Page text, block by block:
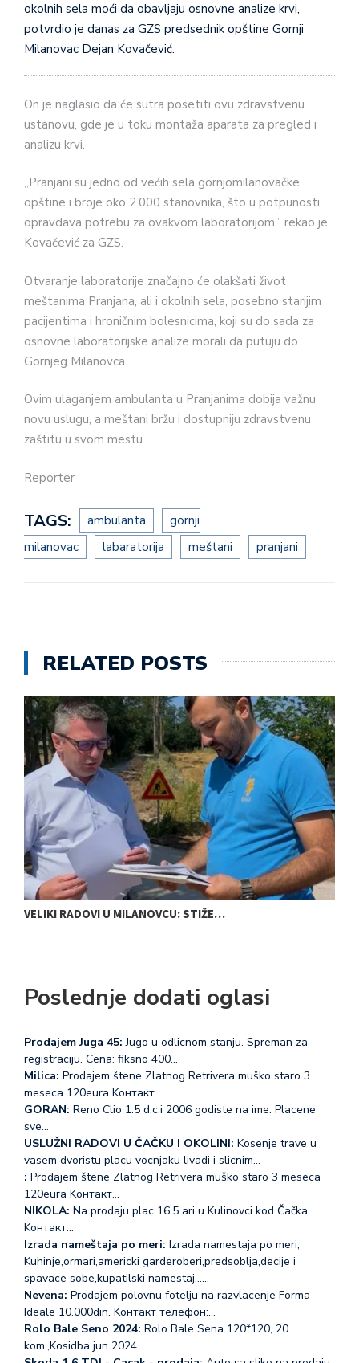
okolnih sela moći da obavljaju osnovne analize krvi,
potvrdio je danas za GZS predsednik opštine Gornji
Milanovac Dejan Kovačević.
On je naglasio da će sutra posetiti ovu zdravstvenu
ustanovu, gde je u toku montaža aparata za pregled i
analizu krvi.
„Pranjani su jedno od većih sela gornjomilanovačke
opštine i broje oko 2.000 stanovnika, što u potpunosti
opravdava potrebu za ovakvom laboratorijom”, rekao je
Kovačević za GZS.
Otvaranje laboratorije značajno će olakšati život
meštanima Pranjana, ali i okolnih sela, posebno starijim
pacijentima i hroničnim bolesnicima, koji su do sada za
osnovne laboratorijske analize morali da putuju do
Gornjeg Milanovca.
Ovim ulaganjem ambulanta u Pranjanima dobija važnu
novu uslugu, a meštani bržu i dostupniju zdravstvenu
zaštitu u svom mestu.
Reporter
TAGS: ambulanta
gornji
milanovac
labaratorija meštani pranjani
RELATED POSTS
VELIKI RADOVI U MILANOVCU: STIŽE…
Poslednje dodati oglasi
Prodajem Juga 45: Jugo u odlicnom stanju. Spreman za
registraciju. Cena: fiksno 400…
Milica: Prodajem štene Zlatnog Retrivera muško staro 3
meseca 120eura Koнтакт…
GORAN: Reno Clio 1.5 d.c.i 2006 godiste na ime. Placene
sve…
USLUŽNI RADOVI U ČAČKU I OKOLINI: Kosenje trave u
vasem dvoristu placu vocnjaku livadi i slicnim…
: Prodajem štene Zlatnog Retrivera muško staro 3 meseca
120eura Koнтакт…
NIKOLA: Na prodaju plac 16.5 ari u Kulinovci kod Čačka
Koнтакт…
Izrada nameštaja po meri: Izrada namestaja po meri,
Kuhinje,ormari,americki garderoberi,predsoblja,decije i
spavace sobe,kupatilski namestaj...…
Nevena: Prodajem polovnu fotelju na razvlacenje Forma
Ideale 10.000din. Koнтакт телефон:…
Rolo Bale Seno 2024: Rolo Bale Sena 120*120, 20
kom.,Kosidba jun 2024